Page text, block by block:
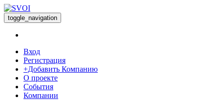
toggle_navigation
Вход
Регистрация
+Добавить Компанию
О проекте
События
Компании